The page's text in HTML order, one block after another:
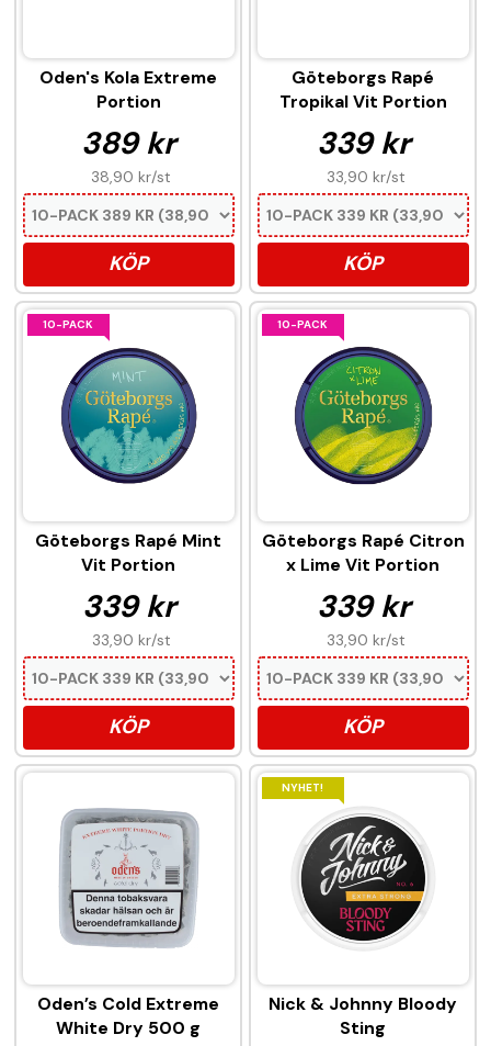
Oden's Kola Extreme
Portion
389 kr
38,90 kr/st
KÖP
Göteborgs Rapé
Tropikal Vit Portion
339 kr
33,90 kr/st
KÖP
10-PACK
Göteborgs Rapé Mint
Vit Portion
339 kr
33,90 kr/st
KÖP
10-PACK
Göteborgs Rapé Citron
x Lime Vit Portion
339 kr
33,90 kr/st
KÖP
Oden’s Cold Extreme
White Dry 500 g
NYHET!
Nick & Johnny Bloody
Sting